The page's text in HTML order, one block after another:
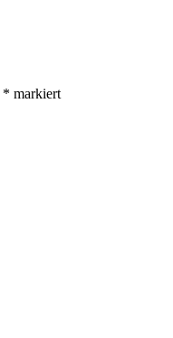
* markiert